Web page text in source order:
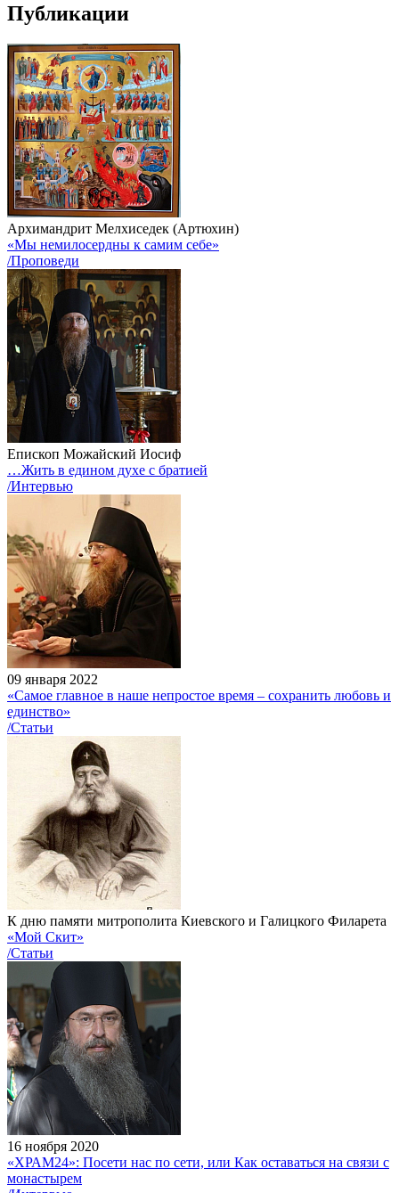
Публикации
Архимандрит Мелхиседек (Артюхин)
«Мы немилосердны к самим себе»
/Проповеди
Епископ Можайский Иосиф
…Жить в едином духе с братией
/Интервью
09 января 2022
«Самое главное в наше непростое время – сохранить любовь и
единство»
/Статьи
К дню памяти митрополита Киевского и Галицкого Филарета
«Мой Скит»
/Статьи
16 ноября 2020
«ХРАМ24»: Посети нас по сети, или Как оставаться на связи с
монастырем